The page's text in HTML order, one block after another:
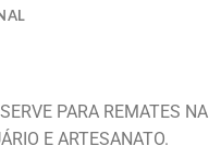
PARA REMATES NA
E ARTESANATO.